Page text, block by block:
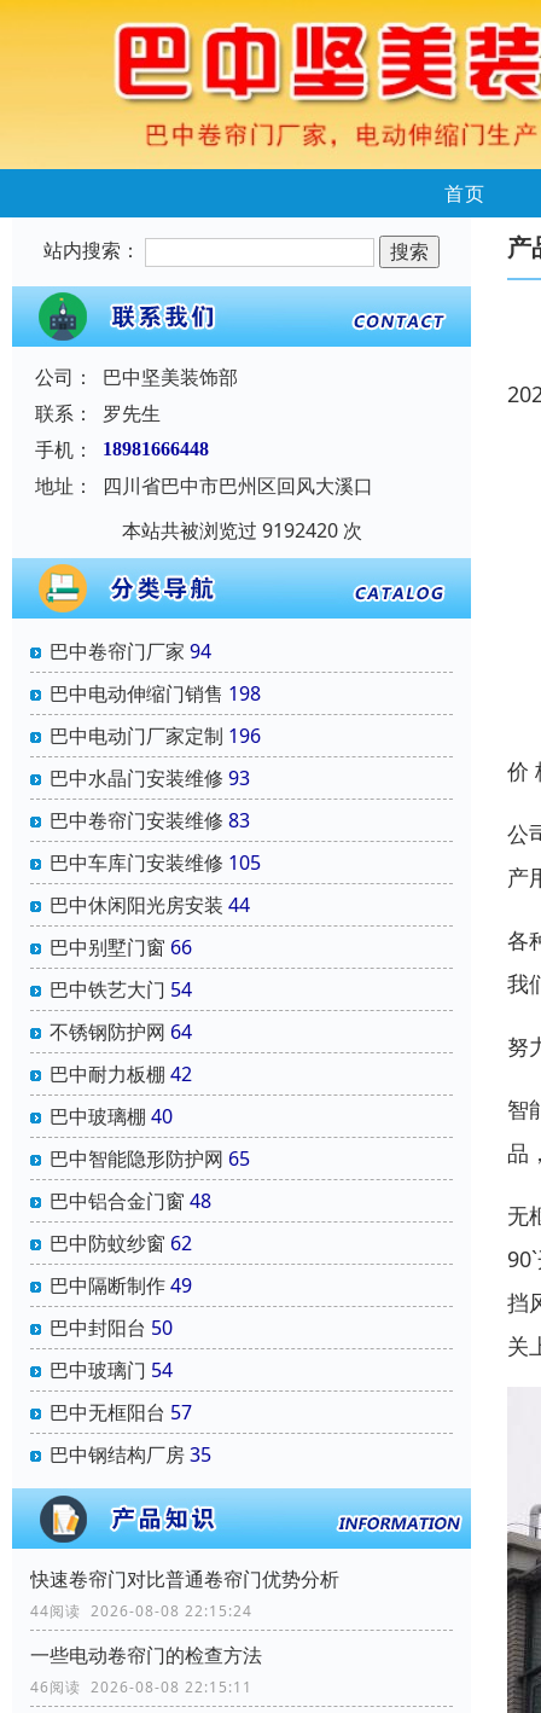
首页
站内搜索：
公司：
巴中坚美装饰部
联系：
罗先生
手机：
18981666448
地址：
四川省巴中市巴州区回风大溪口
本站共被浏览过 9192420 次
巴中卷帘门厂家 94
巴中电动伸缩门销售 198
巴中电动门厂家定制 196
巴中水晶门安装维修 93
巴中卷帘门安装维修 83
巴中车库门安装维修 105
巴中休闲阳光房安装 44
巴中别墅门窗 66
巴中铁艺大门 54
不锈钢防护网 64
巴中耐力板棚 42
巴中玻璃棚 40
巴中智能隐形防护网 65
巴中铝合金门窗 48
巴中防蚊纱窗 62
巴中隔断制作49
巴中封阳台 50
巴中玻璃门 54
巴中无框阳台 57
巴中钢结构厂房35
快速卷帘门对比普通卷帘门优势分析
44阅读 2026-08-08 22:15:24
一些电动卷帘门的检查方法
46阅读 2026-08-08 22:15:11
产
价
公
产
各
我
努
智
品
无
挡
关